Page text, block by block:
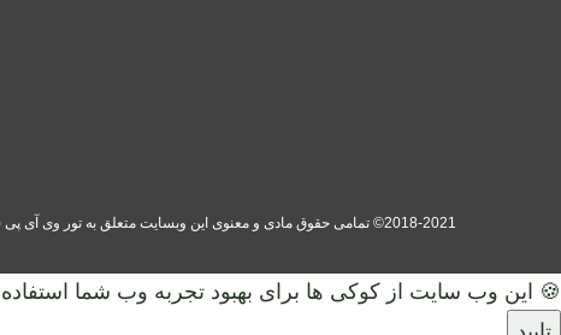
2018-2021© تمامی حقوق مادی و معنوی این وبسایت متعلق به تور وی آی پی (سفر های دلربا ایرانیان) می‌باشد. (ورژن 1.00.11)
🍪 این وب سایت از کوکی ها برای بهبود تجربه وب شما